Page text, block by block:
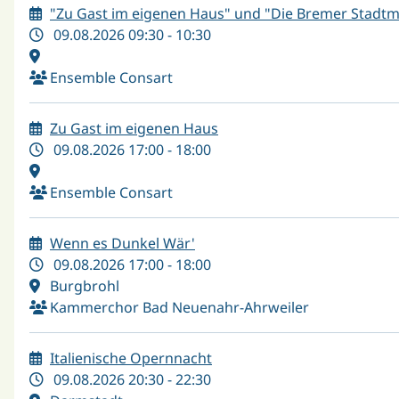
"Zu Gast im eigenen Haus" und "Die Bremer
09.08.2026 09:30 - 10:30
Ensemble Consart
Zu Gast im eigenen Haus
09.08.2026 17:00 - 18:00
Ensemble Consart
Wenn es Dunkel Wär'
09.08.2026 17:00 - 18:00
Burgbrohl
Kammerchor Bad Neuenahr-Ahrweiler
Italienische Opernnacht
09.08.2026 20:30 - 22:30